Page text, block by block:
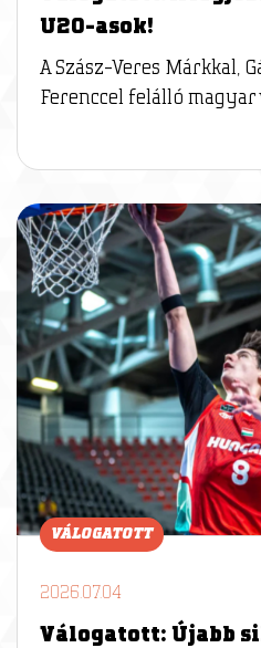
U20-asok!
A Szász-Veres Márkkal,
Ferenccel felálló
VÁLOGATOTT
2026.07.04
Válogatott: Újabb